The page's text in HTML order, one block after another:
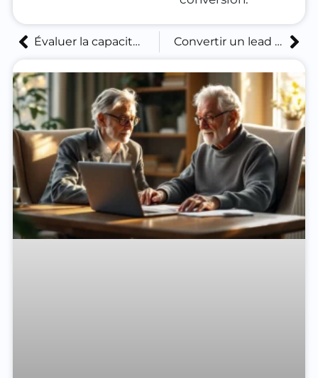
Évaluer la capacité de décision d’un prospect âgé : les clés pour qualifier un lead senior Convertir un lead sénior grâce à un accompagnement familial adapté